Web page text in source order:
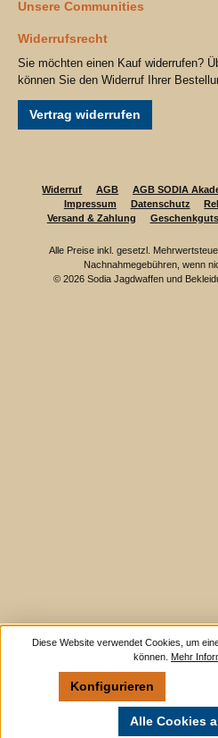
Unsere Communities
Widerrufsrecht
Sie möchten einen Kauf widerrufen?
können Sie den Widerruf Ihrer
Vertrag widerrufen
Widerruf AGB AGB SODIA
Impressum
Datenschutz
Versand & Zahlung
Alle Preise inkl. gesetzl.
Nachnahmegebühren, wenn
© 2026 Sodia Jagdwaffen und
Diese Website verwendet Cookies, um
können. Mehr
Konfigurieren
Alle Cookies